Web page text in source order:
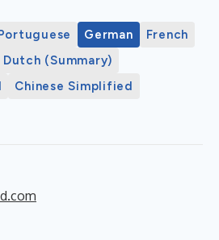
German
French
Dutch (Summary)
Chinese Simplified